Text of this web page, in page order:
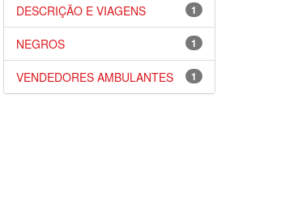
1
DESCRIÇÃO E VIAGENS
1
NEGROS
1
VENDEDORES AMBULANTES